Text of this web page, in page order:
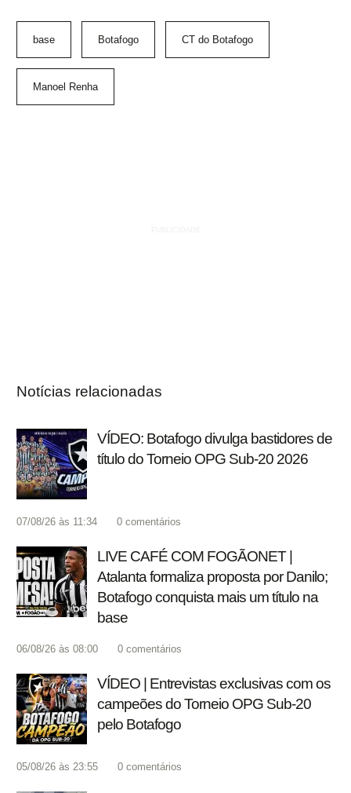
base Botafogo CT do Botafogo
Manoel Renha
Notícias relacionadas
VÍDEO: Botafogo divulga bastidores de
título do Torneio OPG Sub-20 2026
07/08/26 às 11:34 0 comentários
LIVE CAFÉ COM FOGÃONET |
Atalanta formaliza proposta por Danilo;
Botafogo conquista mais um título na
base
06/08/26 às 08:00 0 comentários
VÍDEO | Entrevistas exclusivas com os
campeões do Torneio OPG Sub-20
pelo Botafogo
05/08/26 às 23:55 0 comentários